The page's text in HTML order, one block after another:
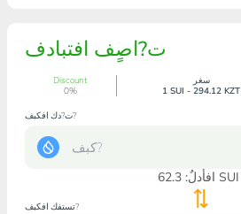
ت?اصٍف افتبادف
Discount
0%
سغر
1 SUI - 294.12 KZT
ت?دك افكبف?
افأدلٌ: 62.3 SUI
تستفك افكبف?